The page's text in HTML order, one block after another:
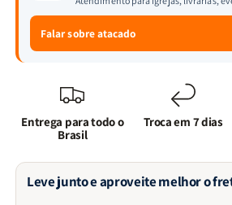
Falar sobre atacado
Entrega para todo o
Brasil
Troca em 7 dias
Leve junto e aproveite melhor o